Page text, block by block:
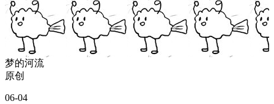
梦的河流
原创
06-04